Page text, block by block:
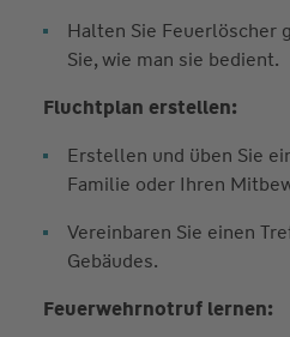
Halten Sie Feuerlöscher
Sie, wie man sie bedient.
Fluchtplan erstellen:
Erstellen und üben Sie
Familie oder Ihren
Vereinbaren Sie einen
Gebäudes.
Feuerwehrnotruf lernen: